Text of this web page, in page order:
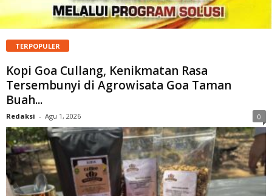
TERPOPULER
Kopi Goa Cullang, Kenikmatan Rasa
Tersembunyi di Agrowisata Goa Taman
Buah...
Redaksi - Agu 1, 2026 0